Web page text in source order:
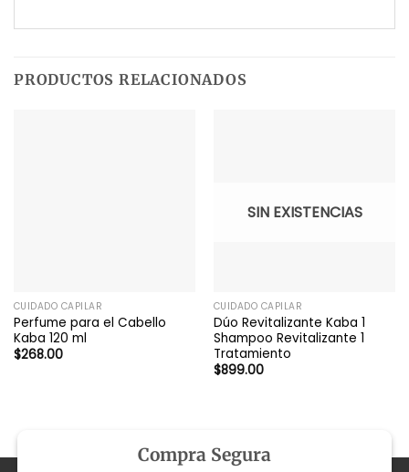
PRODUCTOS RELACIONADOS
CUIDADO CAPILAR
Perfume para el Cabello
Kaba 120 ml
$268.00
SIN EXISTENCIAS
CUIDADO CAPILAR
Dúo Revitalizante Kaba 1
Shampoo Revitalizante 1
Tratamiento
$899.00
Compra Segura